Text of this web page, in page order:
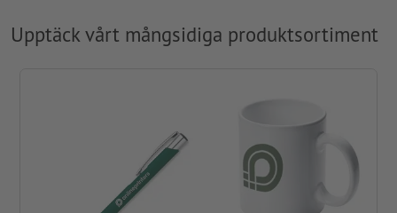
Upptäck vårt mångsidiga produktsortiment